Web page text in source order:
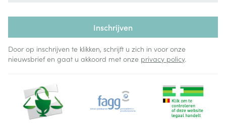
Inschrijven
Door op inschrijven te klikken, schrijft u zich in voor onze
nieuwsbrief en gaat u akkoord met onze privacy policy.